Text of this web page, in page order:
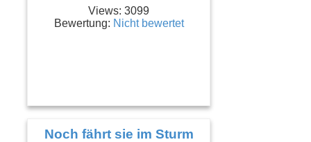
Views: 3099
Bewertung: Nicht bewertet
Noch fährt sie im Sturm